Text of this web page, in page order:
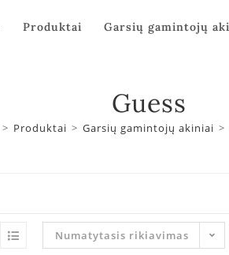
Produktai Garsių gamintojų
Guess
> Produktai > Garsių gamintojų akiniai >
Numatytasis rikiavimas